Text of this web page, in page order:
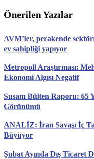
Önerilen Yazılar
AVM’ler, perakende
ev sahipliği yapıyor
Metropoll Araştırması:
Ekonomi Algısı Negatif
Susam Bülten Raporu: 65
Görünümü
ANALİZ: İran Savaşı İç
Büyüyor
Şubat Ayında Dış Ticaret